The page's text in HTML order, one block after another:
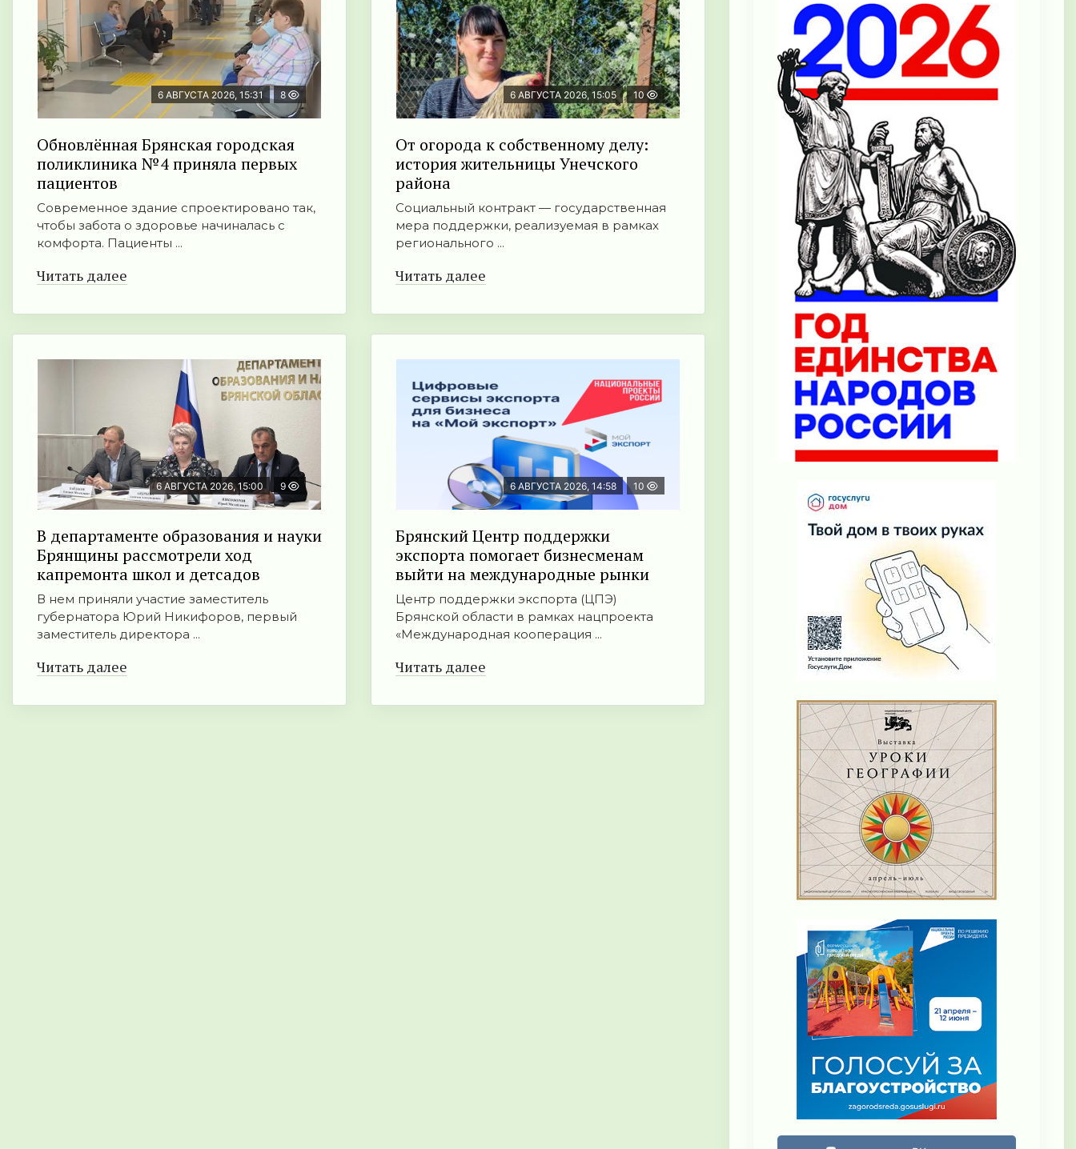
6 АВГУСТА 2026, 15:31 8
Обновлённая Брянская городская
поликлиника №4 приняла первых
пациентов
Современное здание спроектировано так,
чтобы забота о здоровье начиналась с
комфорта. Пациенты ...
Читать далее
6 АВГУСТА 2026, 15:05 10
От огорода к собственному делу:
история жительницы Унечского
района
Социальный контракт — государственная
мера поддержки, реализуемая в рамках
регионального ...
Читать далее
6 АВГУСТА 2026, 15:00 9
В департаменте образования и науки
Брянщины рассмотрели ход
капремонта школ и детсадов
В нем приняли участие заместитель
губернатора Юрий Никифоров, первый
заместитель директора ...
Читать далее
6 АВГУСТА 2026, 14:58 10
Брянский Центр поддержки
экспорта помогает бизнесменам
выйти на международные рынки
Центр поддержки экспорта (ЦПЭ)
Брянской области в рамках нацпроекта
«Международная кооперация ...
Читать далее